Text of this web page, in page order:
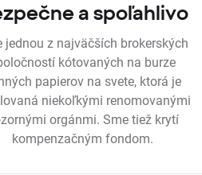
a spoľahlivo
jednou z najväčších brokerských
kótovaných na burze
papierov na svete, ktorá je
niekoľkými renomovanými
orgánmi. Sme tiež krytí
kompenzačným fondom.